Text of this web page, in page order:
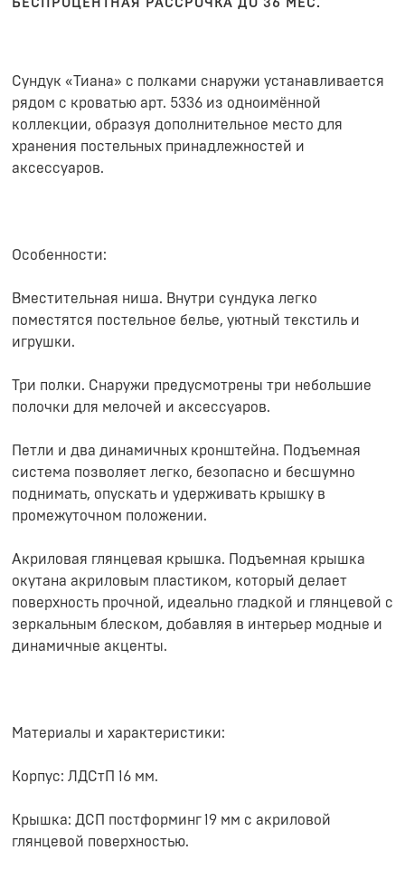
БЕСПРОЦЕНТНАЯ РАССРОЧКА ДО 36 МЕС.
Сундук «Тиана» с полками снаружи устанавливается
рядом с кроватью арт. 5336 из одноимённой
коллекции, образуя дополнительное место для
хранения постельных принадлежностей и
аксессуаров.
Особенности:
Вместительная ниша. Внутри сундука легко
поместятся постельное белье, уютный текстиль и
игрушки.
Три полки. Снаружи предусмотрены три небольшие
полочки для мелочей и аксессуаров.
Петли и два динамичных кронштейна. Подъемная
система позволяет легко, безопасно и бесшумно
поднимать, опускать и удерживать крышку в
промежуточном положении.
Акриловая глянцевая крышка. Подъемная крышка
окутана акриловым пластиком, который делает
поверхность прочной, идеально гладкой и глянцевой с
зеркальным блеском, добавляя в интерьер модные и
динамичные акценты.
Материалы и характеристики:
Корпус: ЛДСтП 16 мм.
Крышка: ДСП постформинг 19 мм с акриловой
глянцевой поверхностью.